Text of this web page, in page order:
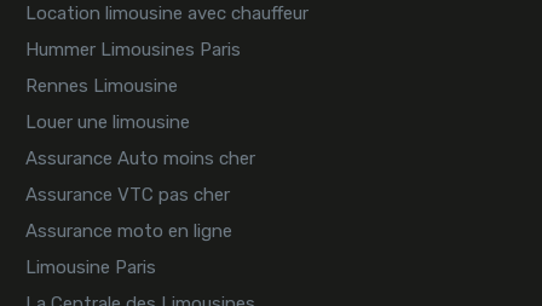
Location limousine avec chauffeur
Hummer Limousines Paris
Rennes Limousine
Louer une limousine
Assurance Auto moins cher
Assurance VTC pas cher
Assurance moto en ligne
Limousine Paris